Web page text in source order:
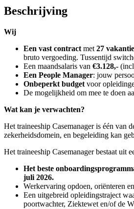
Beschrijving
Wij
Een vast contract met 27
bruto vergoeding. Tussentijd
Een maandsalaris van €3.128,-
Een People Manager: jouw
Onbeperkt budget voor
De mogelijkheid om mee te doen
Wat kan je verwachten?
Het traineeship Casemanager is één
zekerheidsdomein, en begeleiding kan
Het traineeship Casemanager bestaat uit
Het beste
juli 2026.
Werkervaring opdoen, oriënteren
Een uitgebreid opleidingstraject
poortwachter, Ziektewet en/of de